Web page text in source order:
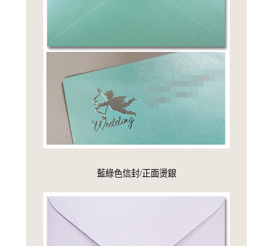
藍綠色信封/正面燙銀